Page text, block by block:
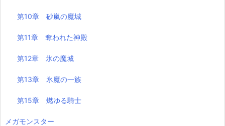
第10章 砂嵐の魔城
第11章 奪われた神殿
第12章 氷の魔城
第13章 氷魔の一族
第15章 燃ゆる騎士
メガモンスター